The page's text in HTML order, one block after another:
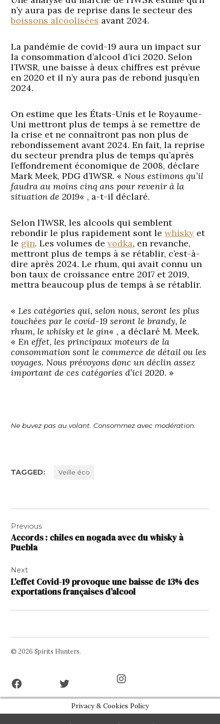
n’y aura pas de reprise dans le secteur des
boissons alcoolisées avant 2024.
La pandémie de covid-19 aura un impact sur
la consommation d’alcool d’ici 2020. Selon
l’IWSR, une baisse à deux chiffres est prévue
en 2020 et il n’y aura pas de rebond jusqu’en
2024.
On estime que les États-Unis et le Royaume-
Uni mettront plus de temps à se remettre de
la crise et ne connaîtront pas non plus de
rebondissement avant 2024. En fait, la reprise
du secteur prendra plus de temps qu’après
l’effondrement économique de 2008, déclare
Mark Meek, PDG d’IWSR. «Nous estimons qu’il
faudra au moins cinq ans pour revenir à la
situation de 2019« , a-t-il déclaré.
Selon l’IWSR, les alcools qui semblent
rebondir le plus rapidement sont lewhisky et
le gin. Les volumes devodka, en revanche,
mettront plus de temps à se rétablir, c’est-à-
dire après 2024. Le rhum, qui avait connu un
bon taux de croissance entre 2017 et 2019,
mettra beaucoup plus de temps à se rétablir.
«Les catégories qui, selon nous, seront les plus
touchées par le covid-19 seront le brandy, le
rhum, le whisky et le gin« , a déclaré M. Meek.
«En effet, les principaux moteurs de la
consommation sont le commerce de détail ou les
voyages. Nous prévoyons donc un déclin assez
important de ces catégories d’ici 2020. »
Ne buvez pas au volant. Consommez avec modération.
TAGGED: Veille éco
de
l’article
Previous
Accords : chiles en nogada avec du whisky à
Puebla
Next
L’effet Covid-19 provoque une baisse de 13% des
exportations françaises d’alcool
© 2026 Spirits Hunters.
Privacy & Cookies Policy